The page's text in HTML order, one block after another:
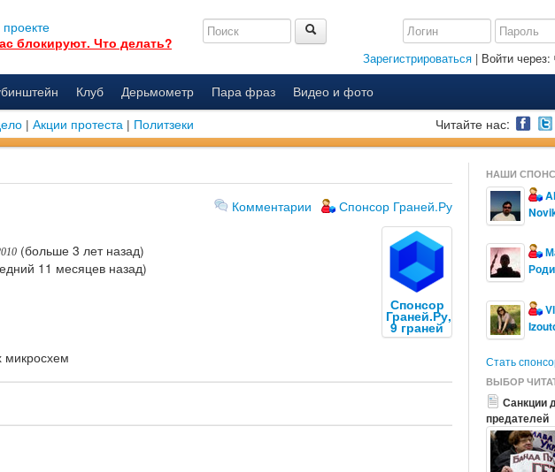
блокируют. Что делать?
Зарегистрироваться | Войти через:
Клуб Дерьмометр Пара фраз
Видео и фото
| Акции протеста | Политзеки Читайте нас:
Комментарии
Спонсор Граней.Ру
Спонсор
Граней.Ру,
9 граней
(больше 3 лет назад)
11 месяцев назад)
микросхем
НАШИ
Стать
ВЫБОР
Санкции
предателей